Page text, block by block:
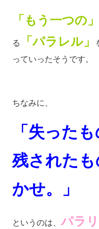
「もう一つの」
る 「パラレル」
っていったそうです。
ちなみに、
「失った
残された
かせ。」
というのは、パラ